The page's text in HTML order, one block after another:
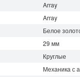
Array
Array
Белое
29 мм
Круглые
Механика с